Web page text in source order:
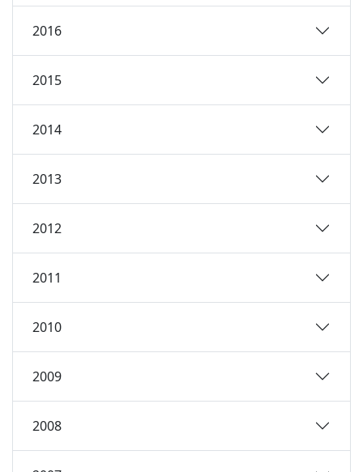
2016
2015
2014
2013
2012
2011
2010
2009
2008